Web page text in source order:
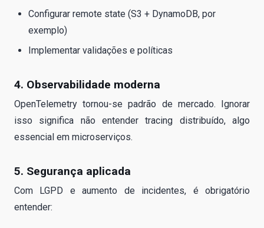
Configurar remote state (S3 + DynamoDB, por
exemplo)
Implementar validações e políticas
4. Observabilidade moderna
OpenTelemetry tornou-se padrão de mercado. Ignorar
isso significa não entender tracing distribuído, algo
essencial em microserviços.
5. Segurança aplicada
Com LGPD e aumento de incidentes, é obrigatório
entender: